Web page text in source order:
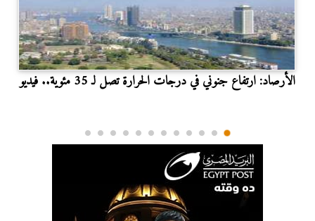
الأرصاد: ارتفاع جنوني في درجات الحرارة تصل لـ 35 مئوية.. فيديو